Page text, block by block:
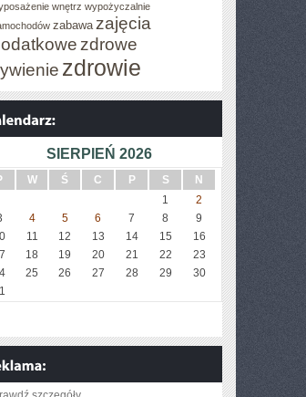
wnętrz wypożyczalnie
zabawa zajęcia
zdrowe
zdrowie
SIERPIEŃ 2026
W Ś C P S
N
1
2
4 5 6 7 8
9
11 12 13 14 15
16
18 19 20 21 22
23
25 26 27 28 29
30